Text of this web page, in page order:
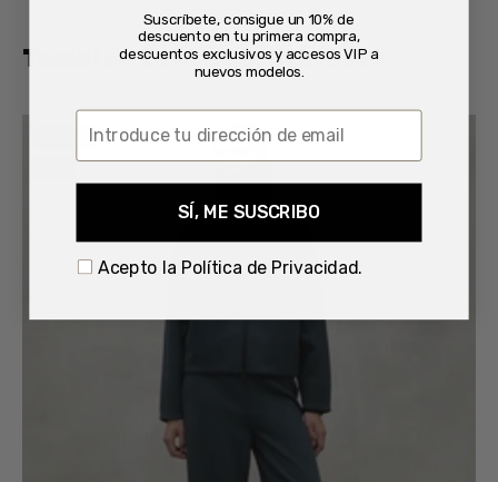
También te puede interesar
Pantalón
Vegano
ECOALF
Arda
VERDE
OSCURO
Suscríbete, consigue un 10% de
descuento en tu primera compra,
descuentos exclusivos y accesos VIP a
nuevos modelos.
SÍ, ME SUSCRIBO
Acepto la Política de Privacidad.